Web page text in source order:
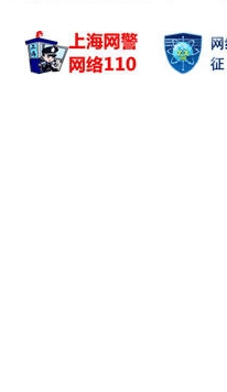
管理基金
中银鑫新消